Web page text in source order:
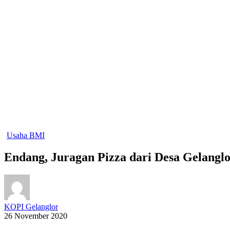
Usaha BMI
Endang, Juragan Pizza dari Desa
KOPI Gelanglor
26 November 2020